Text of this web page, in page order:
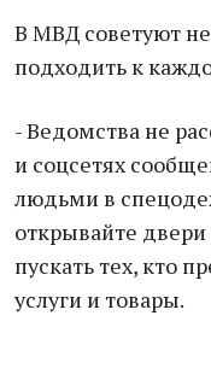
В МВД советуют
подходить к
- Ведомства не
и соцсетях
людьми в
открывайте
пускать тех, кто
услуги и товары.